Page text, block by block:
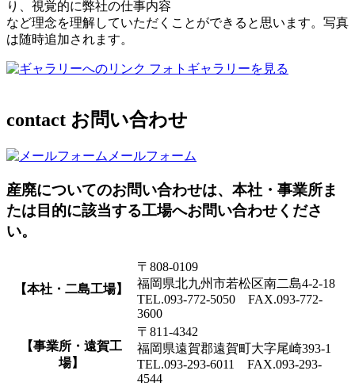
り、視覚的に弊社の仕事内容
など理念を理解していただくことができると思います。写真
は随時追加されます。
フォトギャラリーを見る
contact お問い合わせ
メールフォーム
産廃についてのお問い合わせは、本社・事業所ま
たは目的に該当する工場へお問い合わせくださ
い。
【本社・二島工場】
〒808-0109
福岡県北九州市若松区南二島4-2-18
TEL.093-772-5050 FAX.093-772-
3600
【事業所・遠賀工
場】
〒811-4342
福岡県遠賀郡遠賀町大字尾崎393-1
TEL.093-293-6011 FAX.093-293-
4544